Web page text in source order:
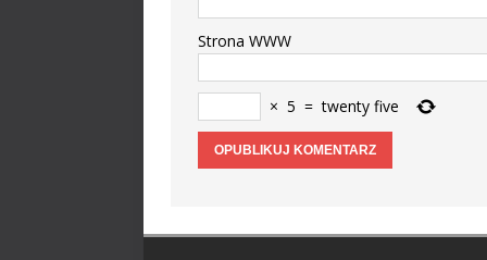
Strona WWW
× 5 = twenty five